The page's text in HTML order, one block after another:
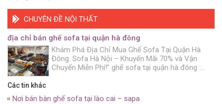
CHUYÊN ĐỀ NỘI THẤT
địa chỉ bán ghế sofa tại quận hà đông
Khám Phá Địa Chỉ Mua Ghế Sofa Tại Quận Hà
Đông. Sofa Hà Nội – Khuyến Mãi 70% và Vận
Chuyển Miễn Phí!” ghế sofa tại quận hà đông :
lượng? Hãy đến với Sofa Hà […]
Các tin khác
Nơi bán bàn ghế sofa tại lào cai – sapa